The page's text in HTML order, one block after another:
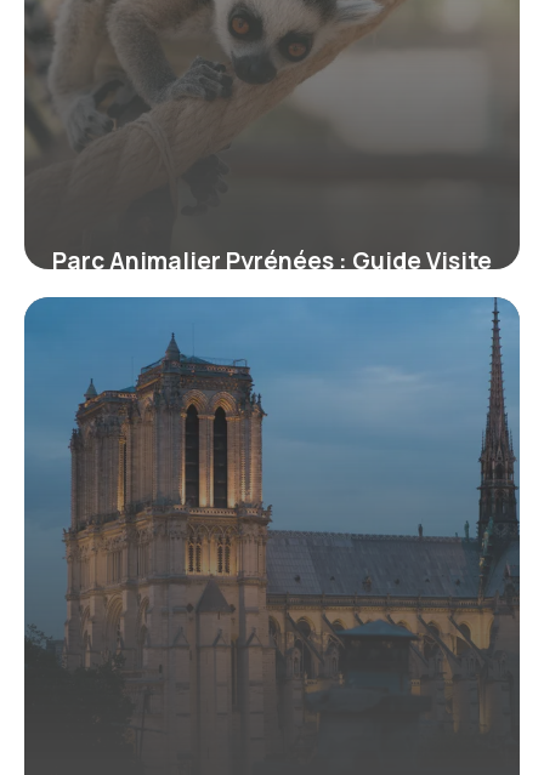
Parc Animalier Pyrénées : Guide Visite
8 juillet 2026